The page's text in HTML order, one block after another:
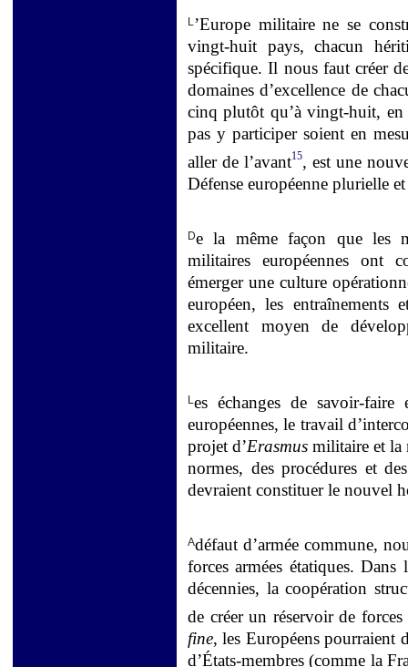
L ’Europe militaire ne se
vingt-huit pays, chacun
spécifique. Il nous faut créer
domaines d’excellence de
cinq plutôt qu’à vingt-huit, en
pas y participer soient en
aller de l’avant15, est une
Défense européenne plurielle
De la même façon que les
militaires européennes ont
émerger une culture
européen, les entraînements
excellent moyen de
militaire.
Les échanges de savoir-faire
européennes, le travail
projet d’Erasmus militaire et la
normes, des procédures et
devraient constituer le nouvel
Adéfaut d’armée commune,
forces armées étatiques.
décennies, la coopération
de créer un réservoir de
fine, les Européens pourraient
d’États-membres (comme la